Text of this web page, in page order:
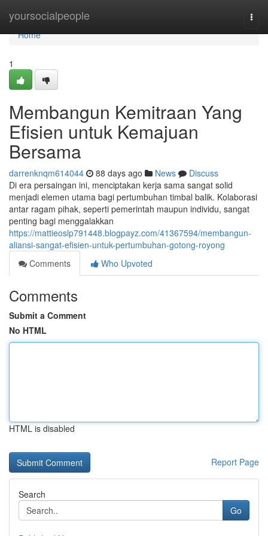
yoursocialpeople
Home
Home
1
Membangun Kemitraan Yang
Efisien untuk Kemajuan
Bersama
darrenknqm614044 88 days ago News
Discuss
Di era persaingan ini, menciptakan kerja sama sangat solid
menjadi elemen utama bagi pertumbuhan timbal balik. Kolaborasi
antar ragam pihak, seperti pemerintah maupun individu, sangat
penting bagi menggalakkan
https://mattieoslp791448.blogpayz.com/41367594/membangun-
aliansi-sangat-efisien-untuk-pertumbuhan-gotong-royong
Comments
Who Upvoted
Comments
Submit a Comment
No HTML
HTML is disabled
Report Page
Search
Go